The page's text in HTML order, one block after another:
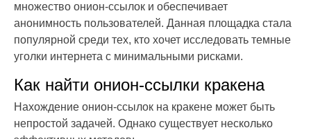
множество онион-ссылок и обеспечивает
анонимность пользователей. Данная площадка стала
популярной среди тех, кто хочет исследовать темные
уголки интернета с минимальными рисками.
Как найти онион-ссылки кракена
Нахождение онион-ссылок на кракене может быть
непростой задачей. Однако существует несколько